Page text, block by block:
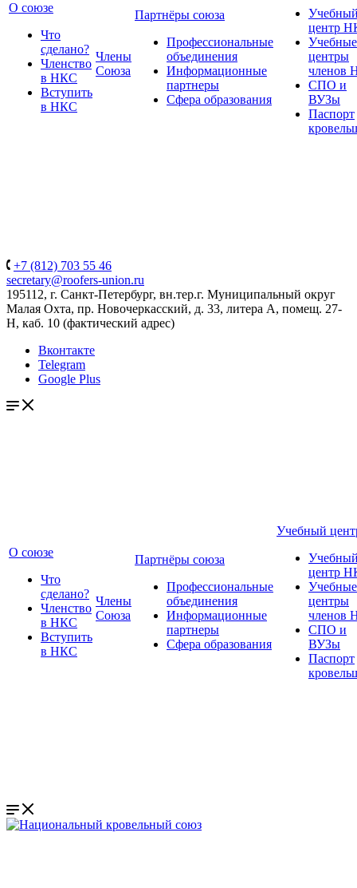
О союзе
Что
сделано?
Членство
в НКС
Вступить
в НКС
Члены
Союза
Партнёры союза
Профессиональные
объединения
Информационные
партнеры
Сфера образования
центр
Учебные
центры
членов
СПО и
ВУЗы
Паспорт
+7 (812) 703 55 46
secretary@roofers-union.ru
195112, г. Санкт-Петербург, вн.тер.г. Муниципальный округ
Малая Охта, пр. Новочеркасский, д. 33, литера А, помещ. 27-
Н, каб. 10 (фактический адрес)
Вконтакте
Telegram
Google Plus
О союзе
Что
сделано?
Членство
в НКС
Вступить
в НКС
Члены
Союза
Партнёры союза
Профессиональные
объединения
Информационные
партнеры
Сфера образования
Учебный
центр
Учебные
центры
членов
СПО и
ВУЗы
Паспорт